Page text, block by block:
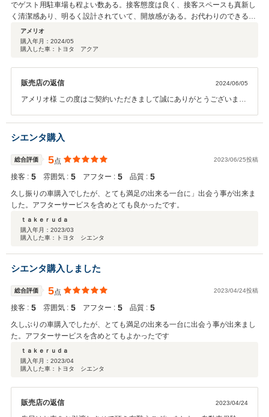
でゲスト用駐車場も程よい数ある。接客態度は良く、接客スペースも真新し
く清潔感あり、明るく設計されていて、開放感がある。お代わりのできるド
リンクもよかった。 担当者は管理職の方でしたが、誠実によどみなく質問に
答えてくれて対応が良かった。 目当ての車よりも、検索で探せなかったアク
アの異なる特別仕様車を見つけられた。 それは走行距離がかなり多い車だっ
自らの走行習慣・距離数を考えて十分乗れると判断して、購入に至った。 延
長保証もあったが、これなら十分なしでもやっていけそうなので外し、下取
アメリオ
購入年月： 2024/05
購入した車：トヨタ アクア
販売店の返信 2024/06/05
アメリオ様 この度はご契約いただきまして誠にありがとうございまし
価をいただきまして、社員一同心から感謝しております。弊社ではピ
カピカのお車をお客様に見て頂きたく、毎朝社員全員で洗車を行って
おります。何かお困りの際はぜひお気軽にお立ち寄りください。 今後
とも、どうぞ宜しくお願い致します。
シエンタ購入
総合評価 5点 2023/06/25投稿
接客 : 5 雰囲気 : 5 アフター : 5 品質 : 5
久し振りの車購入でしたが、とても満足の出来る一台に」出会う事が出来ま
した。アフターサービスを含めとても良かったです。
ｔａｋｅｒｕｄａ
購入年月： 2023/03
購入した車：トヨタ シエンタ
シエンタ購入しました
総合評価 5点 2023/04/24投稿
接客 : 5 雰囲気 : 5 アフター : 5 品質 : 5
久しぶりの車購入でしたが、とても満足の出来る一台に出会う事が出来まし
た。アフターサービスを含めとてもよかったです
ｔａｋｅｒｕｄａ
購入年月： 2023/04
購入した車：トヨタ シエンタ
販売店の返信 2023/04/24